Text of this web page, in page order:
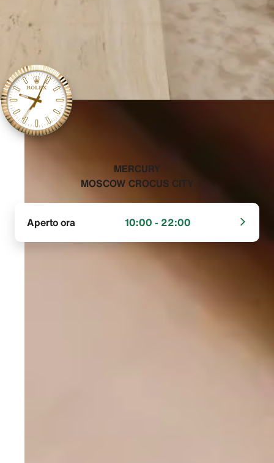
‭MERCURY
MOSCOW CROCUS CITY‬
Aperto ora 10:00 - 22:00